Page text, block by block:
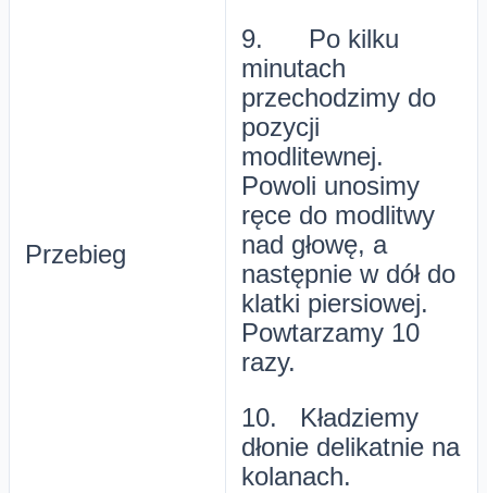
Przebieg
9. Po kilku
minutach
przechodzimy do
pozycji
modlitewnej.
Powoli unosimy
ręce do modlitwy
nad głowę, a
następnie w dół do
klatki piersiowej.
Powtarzamy 10
razy.
10. Kładziemy
dłonie delikatnie na
kolanach.